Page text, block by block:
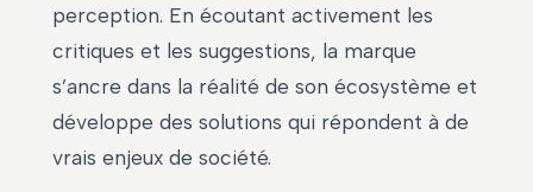
perception. En écoutant activement les
critiques et les suggestions, la marque
s’ancre dans la réalité de son écosystème et
développe des solutions qui répondent à de
vrais enjeux de société.